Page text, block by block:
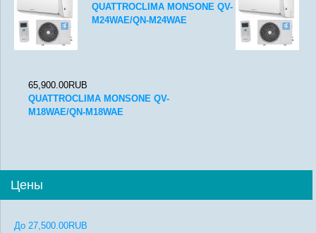
QUATTROCLIMA MONSONE QV-
M24WAE/QN-M24WAE
65,900.00RUB
QUATTROCLIMA MONSONE QV-
M18WAE/QN-M18WAE
Цены
До 27,500.00RUB